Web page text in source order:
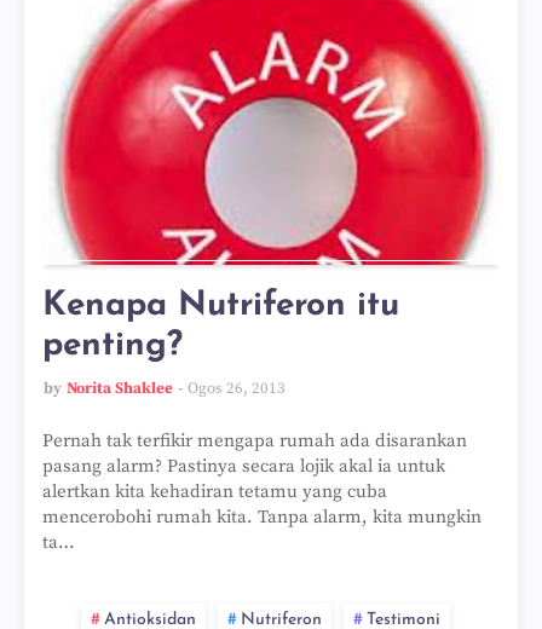
Kenapa Nutriferon itu
penting?
by Norita Shaklee Ogos 26, 2013
Pernah tak terfikir mengapa rumah ada disarankan
pasang alarm? Pastinya secara lojik akal ia untuk
alertkan kita kehadiran tetamu yang cuba
mencerobohi rumah kita. Tanpa alarm, kita mungkin
ta…
Antioksidan Nutriferon Testimoni